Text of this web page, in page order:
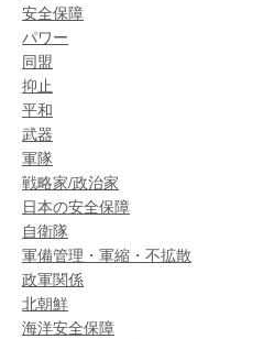
安全保障
パワー
同盟
抑止
平和
武器
軍隊
戦略家/政治家
日本の安全保障
自衛隊
軍備管理・軍縮・不拡散
政軍関係
北朝鮮
海洋安全保障